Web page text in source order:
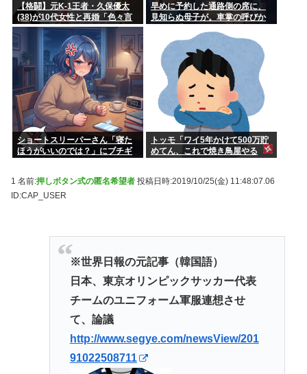
【格闘】元K-1王者・久保優太
(38)が10代女性と再婚「色々言
われそうですが…」
早めに予約した通路側の席に、
見知らぬ母子が。車掌の呼びか
居座られました。無理やり奪わ
れた席は、結局“やったもん勝
ち”になっ...
ショートスリーパーさん「寝た
ほうがいいのでは？」にブチギ
トッモ「ワイ5年かけて500万貯
めてん、これで焼き鳥屋やる
1 名前:押しボタン式の匿名希望者 投稿日時:2019/10/25(金) 11:48:07.06
ID:CAP_USER
※世界日報の元記事（韓国語）
日本、東京オリンピックサッカー代表
チームのユニフォーム軍服連想させ
て、論議
http://www.segye.com/newsView/201
91022508711